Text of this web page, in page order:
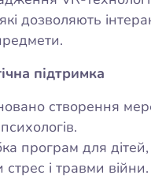
дозволяють
підтримка
створення
програм для дітей,
і травми війни.